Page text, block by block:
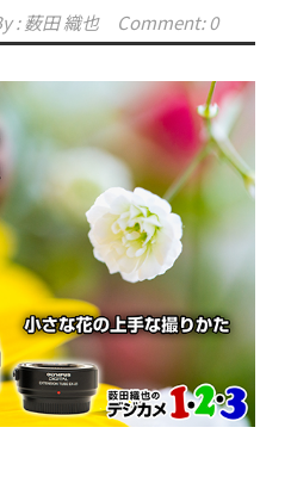
: 薮田 織也 Comment: 0